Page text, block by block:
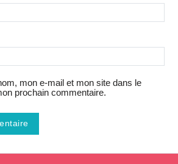
mon e-mail et mon site dans le
prochain commentaire.